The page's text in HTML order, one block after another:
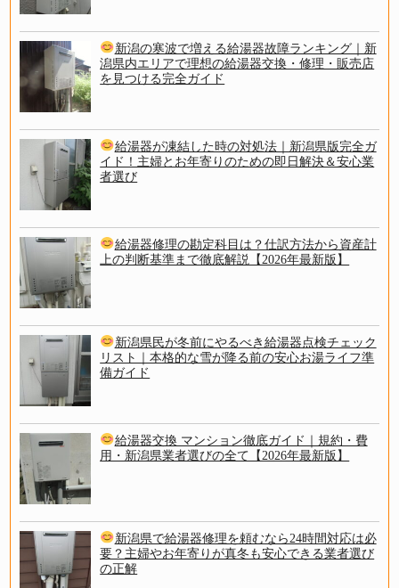
新潟の寒波で増える給湯器故障ランキング｜新
潟県内エリアで理想の給湯器交換・修理・販売店
を見つける完全ガイド
給湯器が凍結した時の対処法｜新潟県版完全ガ
イド！主婦とお年寄りのための即日解決＆安心業
者選び
給湯器修理の勘定科目は？仕訳方法から資産計
上の判断基準まで徹底解説【2026年最新版】
新潟県民が冬前にやるべき給湯器点検チェック
リスト｜本格的な雪が降る前の安心お湯ライフ準
備ガイド
給湯器交換 マンション徹底ガイド｜規約・費
用・新潟県業者選びの全て【2026年最新版】
新潟県で給湯器修理を頼むなら24時間対応は必
要？主婦やお年寄りが真冬も安心できる業者選び
の正解